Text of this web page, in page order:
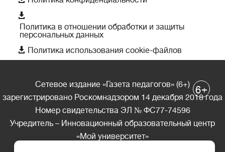

Политика в отношении обработки и защиты
персональных данных
 Политика использования cookie-файлов
Сетевое издание «Газета педагогов» (6+)
зарегистрировано Роскомнадзором 14 декабря 2018 года
Номер свидетельства ЭЛ № ФС77-74596
Учредитель – Инновационный образовательный центр
«Мой университет»
6+